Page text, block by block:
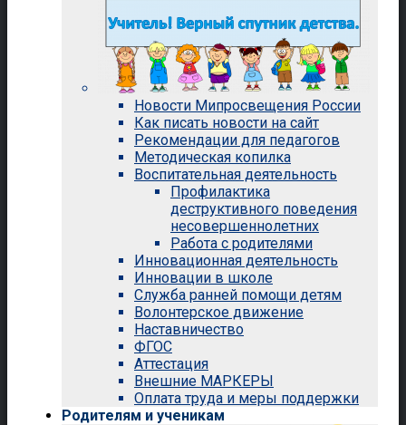
Новости Мипросвещения России
Как писать новости на сайт
Рекомендации для педагогов
Методическая копилка
Воспитательная деятельность
Профилактика
деструктивного поведения
несовершеннолетних
Работа с родителями
Инновационная деятельность
Инновации в школе
Служба ранней помощи детям
Волонтерское движение
Наставничество
ФГОС
Аттестация
Внешние МАРКЕРЫ
Оплата труда и меры поддержки
Родителям и ученикам